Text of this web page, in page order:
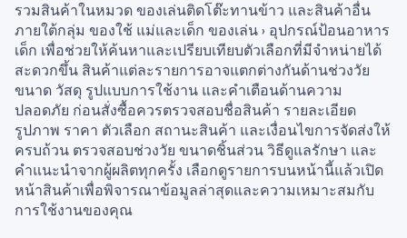
รวมสินค้าในหมวด ของเล่นติดโต๊ะทานข้าว และสินค้าอื่น
ภายใต้กลุ่ม ของใช้ แม่และเด็ก ของเล่น › อุปกรณ์ป้อนอาหาร
เด็ก เพื่อช่วยให้ค้นหาและเปรียบเทียบตัวเลือกที่มีจำหน่ายได้
สะดวกขึ้น สินค้าแต่ละรายการอาจแตกต่างกันด้านช่วงวัย
ขนาด วัสดุ รูปแบบการใช้งาน และคำเตือนด้านความ
ปลอดภัย ก่อนสั่งซื้อควรตรวจสอบชื่อสินค้า รายละเอียด
รูปภาพ ราคา ตัวเลือก สถานะสินค้า และเงื่อนไขการจัดส่งให้
ครบถ้วน ตรวจสอบช่วงวัย ขนาดชิ้นส่วน วิธีดูแลรักษา และ
คำแนะนำจากผู้ผลิตทุกครั้ง เลือกดูรายการบนหน้านี้แล้วเปิด
หน้าสินค้าเพื่อพิจารณาข้อมูลล่าสุดและความเหมาะสมกับ
การใช้งานของคุณ